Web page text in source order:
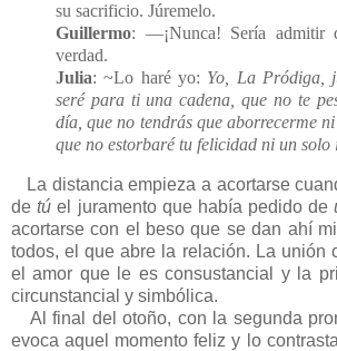
su sacrificio. Júremelo.
Guillermo: —¡Nunca! Sería admitir
verdad.
Julia: ~Lo haré yo: Yo, La Pródiga,
seré para ti una cadena, que no te
día, que no tendrás que aborrecerme
que no estorbaré tu felicidad ni un solo
La distancia empieza a acortarse
detú el juramento que había pedido de
acortarse con el beso que se dan ahí
todos, el que abre la relación. La unión
el amor que le es consustancial y la
circunstancial y simbólica.
Al final del otoño, con la segunda
evoca aquel momento feliz y lo